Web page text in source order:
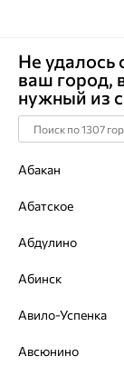
Главная Каталог
Браслет,
030-
Артикул:
Не удалось
ваш город,
нужный из
Абакан
Абатское
Абдулино
Абинск
Авило-Успенка
Авсюнино